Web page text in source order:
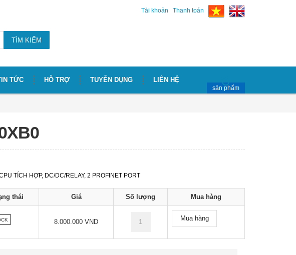
Tài khoản Thanh toán
TÌM KIẾM
TỨC HỖ TRỢ TUYỄN DỤNG LIÊN HỆ
sản phẩm
TÍCH HỢP, DC/DC/RELAY, 2 PROFINET PORT
thái Giá Số lượng Mua hàng
8.000.000 VND Mua hàng